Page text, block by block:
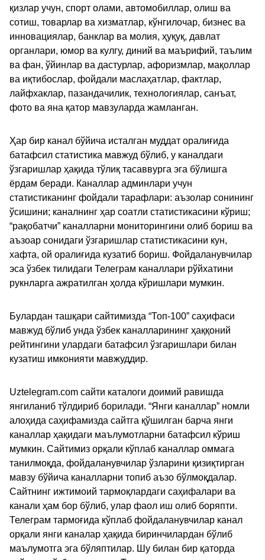
қизлар учун, спорт олами, автомобиллар, олиш ва
сотиш, товарлар ва хизматлар, кўнгилочар, бизнес ва
инновациялар, банклар ва молия, ҳуқуқ, давлат
органлари, юмор ва кулгу, диний ва маърифий, таълим
ва фан, ўйинлар ва дастурлар, афоризмлар, мақоллар
ва иқтибослар, фойдали маслаҳатлар, фактлар,
лайфхаклар, пазандачилик, технологиялар, санъат,
фото ва яна қатор мавзуларда жамланган.
Ҳар бир канал бўйича исталган муддат оралиғида
батафсил статистика мавжуд бўлиб, у каналдаги
ўзгаришлар ҳақида тўлиқ тасаввурга эга бўлишга
ёрдам беради. Каналлар админлари учун
статистиканинг фойдали тарафлари: аъзолар сонининг
ўсишини; каналнинг ҳар соатли статистикасини кўриш;
“рақобатчи” каналларни мониторингини олиб бориш ва
аъзоар сонидаги ўзгаришлар статистикасини кун,
хафта, ой оралиғида кузатиб бориш. Фойдаланувчилар
эса ўзбек тилидаги Телеграм каналлари рўйхатини
рукнларга ажратилган ҳолда кўришлари мумкин.
Булардан ташқари сайтимизда “Топ-100” саҳифаси
мавжуд бўлиб унда ўзбек каналларининг ҳаққоний
рейтингини улардаги батафсил ўзгаришлари билан
кузатиш имконияти мавжуддир.
Uztelegram.com сайти каталоги доимий равишда
янгиланиб тўлдириб борилади. “Янги каналлар” номли
алоҳида саҳифамизда сайтга қўшилган барча янги
каналлар ҳақидаги маълумотларни батафсил кўриш
мумкин. Сайтимиз орқали кўплаб каналлар оммага
танилмоқда, фойдаланувчилар ўзларини қизиқтирган
мавзу бўйича каналларни топиб аъзо бўлмоқдалар.
Сайтнинг ижтимоий тармоқлардаги саҳифалари ва
канали ҳам бор бўлиб, улар фаол иш олиб боряпти.
Телеграм тармоғида кўплаб фойдаланувчилар канал
орқали янги каналар ҳақида биринчилардан бўлиб
маълумотга эга бўляптилар. Шу билан бир қаторда